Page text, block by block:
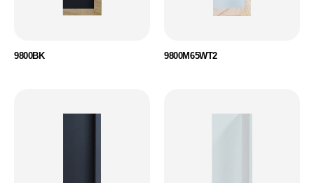
9800BK 9800M65WT2